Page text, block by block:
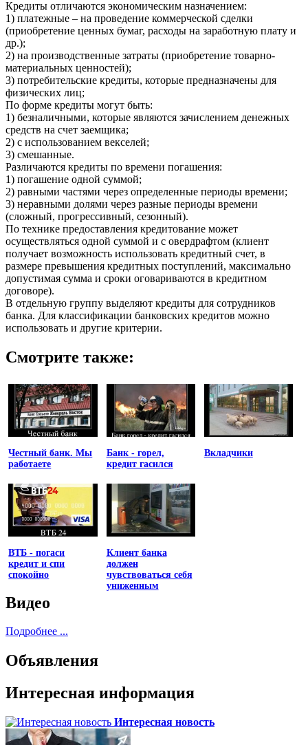
Кредиты отличаются экономическим назначением:
1) платежные – на проведение коммерческой сделки
(приобретение ценных бумаг, расходы на заработную плату и
др.);
2) на производственные затраты (приобретение товарно-
материальных ценностей);
3) потребительские кредиты, которые предназначены для
физических лиц;
По форме кредиты могут быть:
1) безналичными, которые являются зачислением денежных
средств на счет заемщика;
2) с использованием векселей;
3) смешанные.
Различаются кредиты по времени погашения:
1) погашение одной суммой;
2) равными частями через определенные периоды времени;
3) неравными долями через разные периоды времени
(сложный, прогрессивный, сезонный).
По технике предоставления кредитование может
осуществляться одной суммой и с овердрафтом (клиент
получает возможность использовать кредитный счет, в
размере превышения кредитных поступлений, максимально
допустимая сумма и сроки оговариваются в кредитном
договоре).
В отдельную группу выделяют кредиты для сотрудников
банка. Для классификации банковских кредитов можно
использовать и другие критерии.
Смотрите также:
Честный банк. Мы
работаете
Банк - горел,
кредит гасился
Вкладчики
ВТБ - погаси
кредит и спи
спокойно
Клиент банка
должен
чувствоваться себя
униженным
Видео
Подробнее ...
Объявления
Интересная информация
Интересная новость